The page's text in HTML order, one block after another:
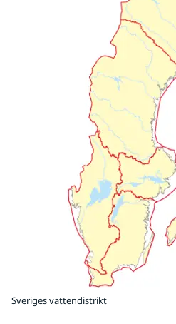
Sveriges vattendistrikt